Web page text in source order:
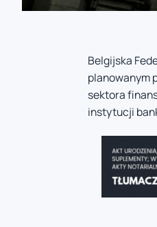
Belgijska
planowanym
sektora
instytucji